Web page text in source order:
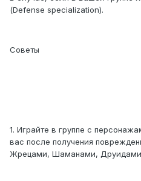
(Defense specialization).
Советы
1. Играйте в группе с
вас после получения
Жрецами, Шаманами,